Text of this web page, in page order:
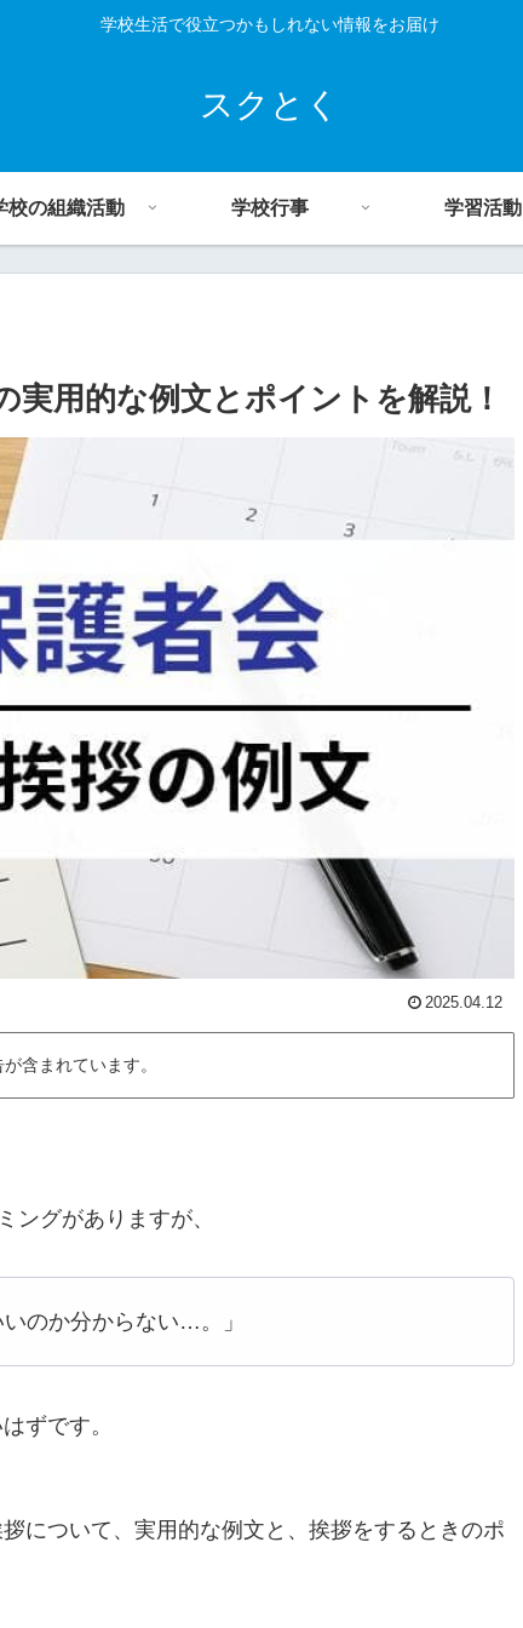
学校生活で役立つかもしれない情報をお届け
スクとく
校の組織活動 学校行事 学習活動
実用的な例文とポイントを解説！
2025.04.12
含まれています。
ングがありますが、
のか分からない…。」
ずです。
について、実用的な例文と、挨拶をするときのポ